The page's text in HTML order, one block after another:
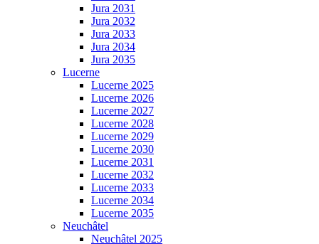
Jura 2031
Jura 2032
Jura 2033
Jura 2034
Jura 2035
Lucerne
Lucerne 2025
Lucerne 2026
Lucerne 2027
Lucerne 2028
Lucerne 2029
Lucerne 2030
Lucerne 2031
Lucerne 2032
Lucerne 2033
Lucerne 2034
Lucerne 2035
Neuchâtel
Neuchâtel 2025